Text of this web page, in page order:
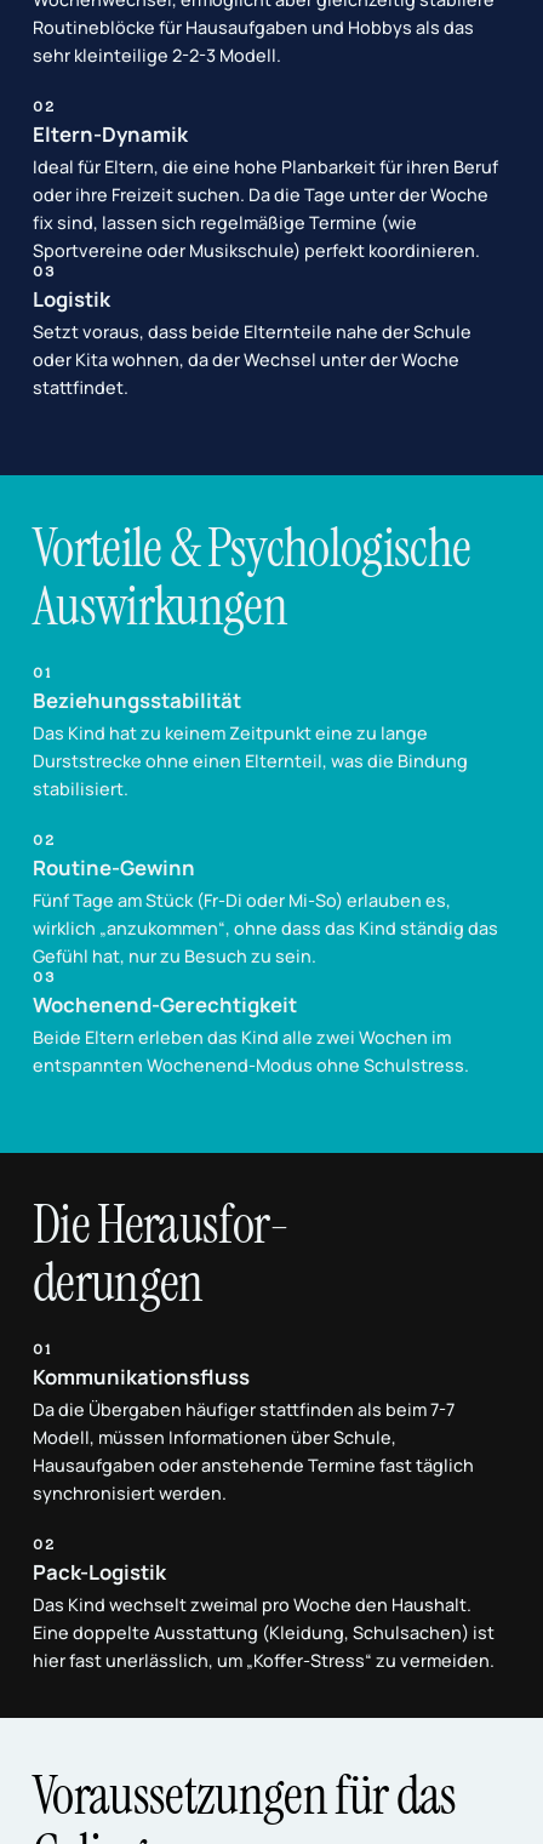
Routineblöcke für Hausaufgaben und Hobbys als das
sehr kleinteilige 2-2-3 Modell.
02
Eltern-Dynamik
Ideal für Eltern, die eine hohe Planbarkeit für ihren Beruf
oder ihre Freizeit suchen. Da die Tage unter der Woche
fix sind, lassen sich regelmäßige Termine (wie
Sportvereine oder Musikschule) perfekt koordinieren.
03
Logistik
Setzt voraus, dass beide Elternteile nahe der Schule
oder Kita wohnen, da der Wechsel unter der Woche
stattfindet.
Vorteile & Psychologische
Auswirkungen
01
Beziehungsstabilität
Das Kind hat zu keinem Zeitpunkt eine zu lange
Durststrecke ohne einen Elternteil, was die Bindung
stabilisiert.
02
Routine-Gewinn
Fünf Tage am Stück (Fr-Di oder Mi-So) erlauben es,
wirklich „anzukommen“, ohne dass das Kind ständig das
Gefühl hat, nur zu Besuch zu sein.
03
Wochenend-Gerechtigkeit
Beide Eltern erleben das Kind alle zwei Wochen im
entspannten Wochenend-Modus ohne Schulstress.
Die Herausfor-
derungen
01
Kommunikationsfluss
Da die Übergaben häufiger stattfinden als beim 7-7
Modell, müssen Informationen über Schule,
Hausaufgaben oder anstehende Termine fast täglich
synchronisiert werden.
02
Pack-Logistik
Das Kind wechselt zweimal pro Woche den Haushalt.
Eine doppelte Ausstattung (Kleidung, Schulsachen) ist
hier fast unerlässlich, um „Koffer-Stress“ zu vermeiden.
Voraussetzungen für das